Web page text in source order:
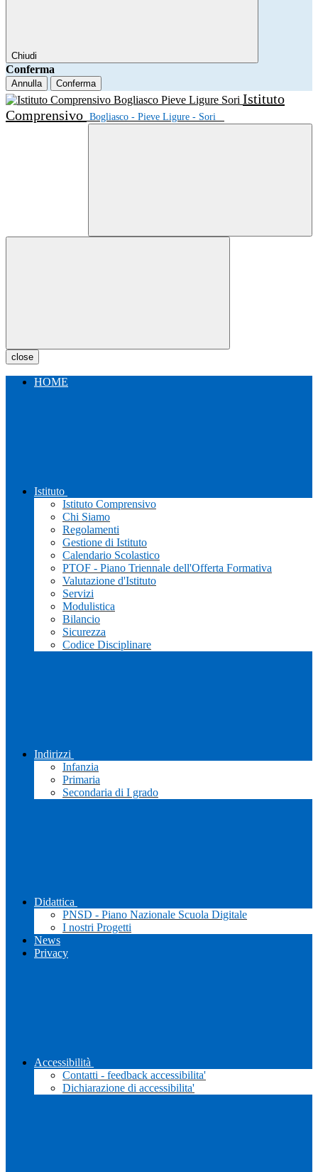
Chiudi
Conferma
Annulla Conferma
Istituto
Comprensivo Bogliasco - Pieve Ligure - Sori
close
HOME
Istituto
Istituto Comprensivo
Chi Siamo
Regolamenti
Gestione di Istituto
Calendario Scolastico
PTOF - Piano Triennale dell'Offerta Formativa
Valutazione d'Istituto
Servizi
Modulistica
Bilancio
Sicurezza
Codice Disciplinare
Indirizzi
Infanzia
Primaria
Secondaria di I grado
Didattica
PNSD - Piano Nazionale Scuola Digitale
I nostri Progetti
News
Privacy
Accessibilità
Contatti - feedback accessibilita'
Dichiarazione di accessibilita'